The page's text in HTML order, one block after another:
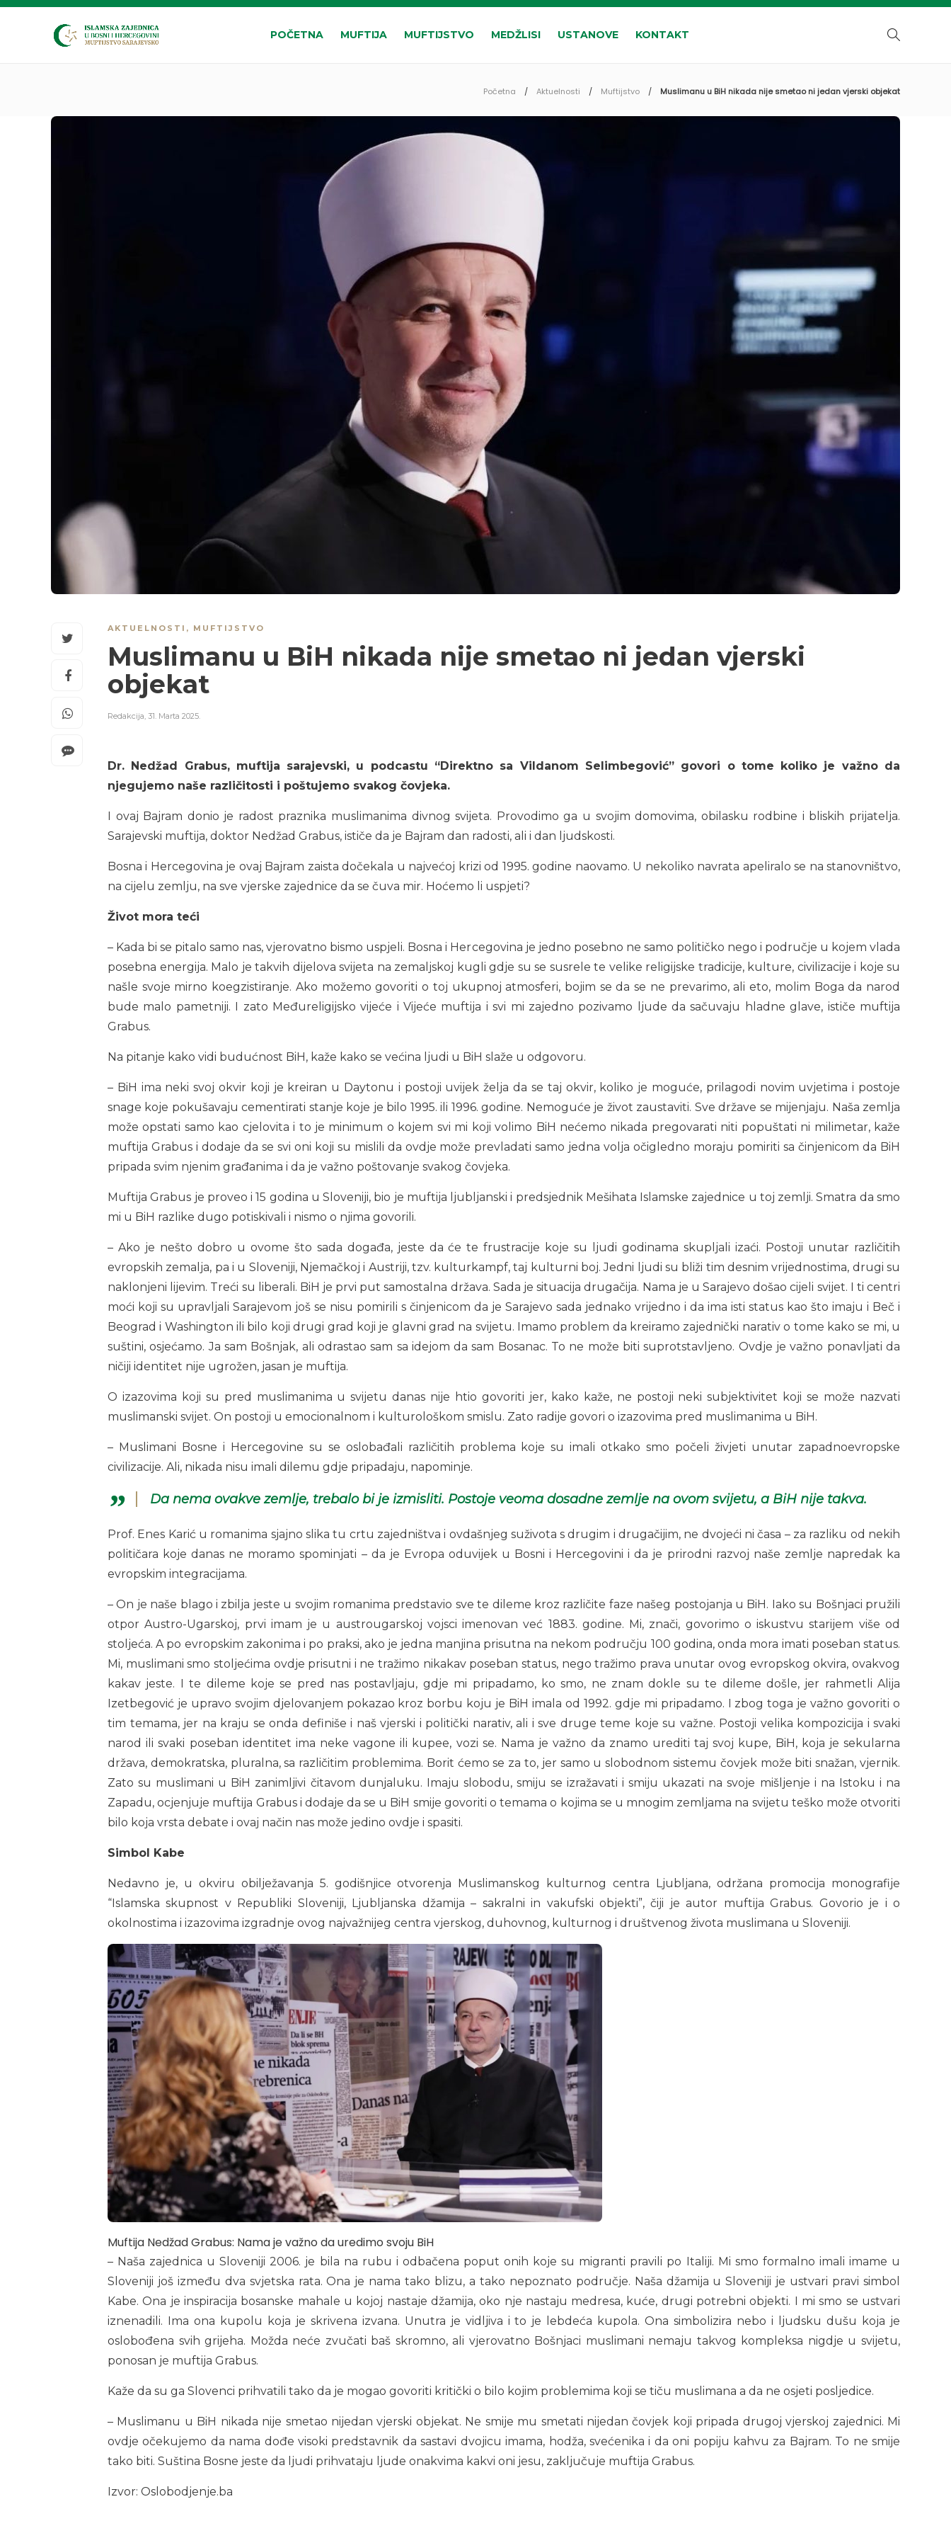
POČETNA MUFTIJA MUFTIJSTVO MEDŽLISI USTANOVE KONTAKT
Početna Aktuelnosti Muftijstvo Muslimanu u BiH nikada nije smetao ni jedan vjerski objekat
AKTUELNOSTI , MUFTIJSTVO
Muslimanu u BiH nikada nije smetao ni jedan vjerski
objekat
Redakcija, 31. Marta 2025.
Dr. Nedžad Grabus, muftija sarajevski, u podcastu “Direktno sa Vildanom Selimbegović” govori o tome koliko je važno da
njegujemo naše različitosti i poštujemo svakog čovjeka.
I ovaj Bajram donio je radost praznika muslimanima divnog svijeta. Provodimo ga u svojim domovima, obilasku rodbine i bliskih prijatelja.
Sarajevski muftija, doktor Nedžad Grabus, ističe da je Bajram dan radosti, ali i dan ljudskosti.
Bosna i Hercegovina je ovaj Bajram zaista dočekala u najvećoj krizi od 1995. godine naovamo. U nekoliko navrata apeliralo se na stanovništvo,
na cijelu zemlju, na sve vjerske zajednice da se čuva mir. Hoćemo li uspjeti?
Život mora teći
– Kada bi se pitalo samo nas, vjerovatno bismo uspjeli. Bosna i Hercegovina je jedno posebno ne samo političko nego i područje u kojem vlada
posebna energija. Malo je takvih dijelova svijeta na zemaljskoj kugli gdje su se susrele te velike religijske tradicije, kulture, civilizacije i koje su
našle svoje mirno koegzistiranje. Ako možemo govoriti o toj ukupnoj atmosferi, bojim se da se ne prevarimo, ali eto, molim Boga da narod
bude malo pametniji. I zato Međureligijsko vijeće i Vijeće muftija i svi mi zajedno pozivamo ljude da sačuvaju hladne glave, ističe muftija
Grabus.
Na pitanje kako vidi budućnost BiH, kaže kako se većina ljudi u BiH slaže u odgovoru.
– BiH ima neki svoj okvir koji je kreiran u Daytonu i postoji uvijek želja da se taj okvir, koliko je moguće, prilagodi novim uvjetima i postoje
snage koje pokušavaju cementirati stanje koje je bilo 1995. ili 1996. godine. Nemoguće je život zaustaviti. Sve države se mijenjaju. Naša zemlja
može opstati samo kao cjelovita i to je minimum o kojem svi mi koji volimo BiH nećemo nikada pregovarati niti popuštati ni milimetar, kaže
muftija Grabus i dodaje da se svi oni koji su mislili da ovdje može prevladati samo jedna volja očigledno moraju pomiriti sa činjenicom da BiH
pripada svim njenim građanima i da je važno poštovanje svakog čovjeka.
Muftija Grabus je proveo i 15 godina u Sloveniji, bio je muftija ljubljanski i predsjednik Mešihata Islamske zajednice u toj zemlji. Smatra da smo
mi u BiH razlike dugo potiskivali i nismo o njima govorili.
– Ako je nešto dobro u ovome što sada događa, jeste da će te frustracije koje su ljudi godinama skupljali izaći. Postoji unutar različitih
evropskih zemalja, pa i u Sloveniji, Njemačkoj i Austriji, tzv. kulturkampf, taj kulturni boj. Jedni ljudi su bliži tim desnim vrijednostima, drugi su
naklonjeni lijevim. Treći su liberali. BiH je prvi put samostalna država. Sada je situacija drugačija. Nama je u Sarajevo došao cijeli svijet. I ti centri
moći koji su upravljali Sarajevom još se nisu pomirili s činjenicom da je Sarajevo sada jednako vrijedno i da ima isti status kao što imaju i Beč i
Beograd i Washington ili bilo koji drugi grad koji je glavni grad na svijetu. Imamo problem da kreiramo zajednički narativ o tome kako se mi, u
suštini, osjećamo. Ja sam Bošnjak, ali odrastao sam sa idejom da sam Bosanac. To ne može biti suprotstavljeno. Ovdje je važno ponavljati da
ničiji identitet nije ugrožen, jasan je muftija.
O izazovima koji su pred muslimanima u svijetu danas nije htio govoriti jer, kako kaže, ne postoji neki subjektivitet koji se može nazvati
muslimanski svijet. On postoji u emocionalnom i kulturološkom smislu. Zato radije govori o izazovima pred muslimanima u BiH.
– Muslimani Bosne i Hercegovine su se oslobađali različitih problema koje su imali otkako smo počeli živjeti unutar zapadnoevropske
civilizacije. Ali, nikada nisu imali dilemu gdje pripadaju, napominje.
Da nema ovakve zemlje, trebalo bi je izmisliti. Postoje veoma dosadne zemlje na ovom svijetu, a BiH nije takva.
Prof. Enes Karić u romanima sjajno slika tu crtu zajedništva i ovdašnjeg suživota s drugim i drugačijim, ne dvojeći ni časa – za razliku od nekih
političara koje danas ne moramo spominjati – da je Evropa oduvijek u Bosni i Hercegovini i da je prirodni razvoj naše zemlje napredak ka
evropskim integracijama.
– On je naše blago i zbilja jeste u svojim romanima predstavio sve te dileme kroz različite faze našeg postojanja u BiH. Iako su Bošnjaci pružili
otpor Austro-Ugarskoj, prvi imam je u austrougarskoj vojsci imenovan već 1883. godine. Mi, znači, govorimo o iskustvu starijem više od
stoljeća. A po evropskim zakonima i po praksi, ako je jedna manjina prisutna na nekom području 100 godina, onda mora imati poseban status.
Mi, muslimani smo stoljećima ovdje prisutni i ne tražimo nikakav poseban status, nego tražimo prava unutar ovog evropskog okvira, ovakvog
kakav jeste. I te dileme koje se pred nas postavljaju, gdje mi pripadamo, ko smo, ne znam dokle su te dileme došle, jer rahmetli Alija
Izetbegović je upravo svojim djelovanjem pokazao kroz borbu koju je BiH imala od 1992. gdje mi pripadamo. I zbog toga je važno govoriti o
tim temama, jer na kraju se onda definiše i naš vjerski i politički narativ, ali i sve druge teme koje su važne. Postoji velika kompozicija i svaki
narod ili svaki poseban identitet ima neke vagone ili kupee, vozi se. Nama je važno da znamo urediti taj svoj kupe, BiH, koja je sekularna
država, demokratska, pluralna, sa različitim problemima. Borit ćemo se za to, jer samo u slobodnom sistemu čovjek može biti snažan, vjernik.
Zato su muslimani u BiH zanimljivi čitavom dunjaluku. Imaju slobodu, smiju se izražavati i smiju ukazati na svoje mišljenje i na Istoku i na
Zapadu, ocjenjuje muftija Grabus i dodaje da se u BiH smije govoriti o temama o kojima se u mnogim zemljama na svijetu teško može otvoriti
bilo koja vrsta debate i ovaj način nas može jedino ovdje i spasiti.
Simbol Kabe
Nedavno je, u okviru obilježavanja 5. godišnjice otvorenja Muslimanskog kulturnog centra Ljubljana, održana promocija monografije
“Islamska skupnost v Republiki Sloveniji, Ljubljanska džamija – sakralni in vakufski objekti”, čiji je autor muftija Grabus. Govorio je i o
okolnostima i izazovima izgradnje ovog najvažnijeg centra vjerskog, duhovnog, kulturnog i društvenog života muslimana u Sloveniji.
Muftija Nedžad Grabus: Nama je važno da uredimo svoju BiH
– Naša zajednica u Sloveniji 2006. je bila na rubu i odbačena poput onih koje su migranti pravili po Italiji. Mi smo formalno imali imame u
Sloveniji još između dva svjetska rata. Ona je nama tako blizu, a tako nepoznato područje. Naša džamija u Sloveniji je ustvari pravi simbol
Kabe. Ona je inspiracija bosanske mahale u kojoj nastaje džamija, oko nje nastaju medresa, kuće, drugi potrebni objekti. I mi smo se ustvari
iznenadili. Ima ona kupolu koja je skrivena izvana. Unutra je vidljiva i to je lebdeća kupola. Ona simbolizira nebo i ljudsku dušu koja je
oslobođena svih grijeha. Možda neće zvučati baš skromno, ali vjerovatno Bošnjaci muslimani nemaju takvog kompleksa nigdje u svijetu,
ponosan je muftija Grabus.
Kaže da su ga Slovenci prihvatili tako da je mogao govoriti kritički o bilo kojim problemima koji se tiču muslimana a da ne osjeti posljedice.
– Muslimanu u BiH nikada nije smetao nijedan vjerski objekat. Ne smije mu smetati nijedan čovjek koji pripada drugoj vjerskoj zajednici. Mi
ovdje očekujemo da nama dođe visoki predstavnik da sastavi dvojicu imama, hodža, svećenika i da oni popiju kahvu za Bajram. To ne smije
tako biti. Suština Bosne jeste da ljudi prihvataju ljude onakvima kakvi oni jesu, zaključuje muftija Grabus.
Izvor: Oslobodjenje.ba